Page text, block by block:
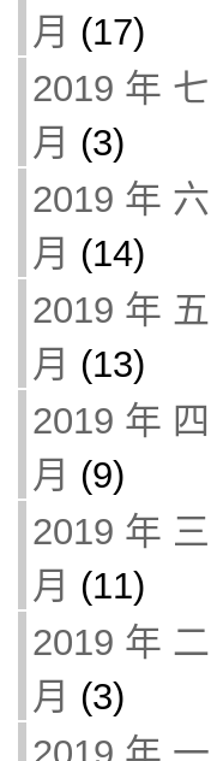
月 (17)
2019 年 七
月 (3)
2019 年 六
月 (14)
2019 年 五
月 (13)
2019 年 四
月 (9)
2019 年 三
月 (11)
2019 年 二
月 (3)